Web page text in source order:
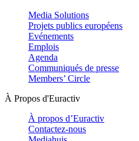
Media Solutions
Projets publics européens
Evénements
Emplois
Agenda
Communiqués de presse
Members’ Circle
À Propos d'Euractiv
À propos d’Euractiv
Contactez-nous